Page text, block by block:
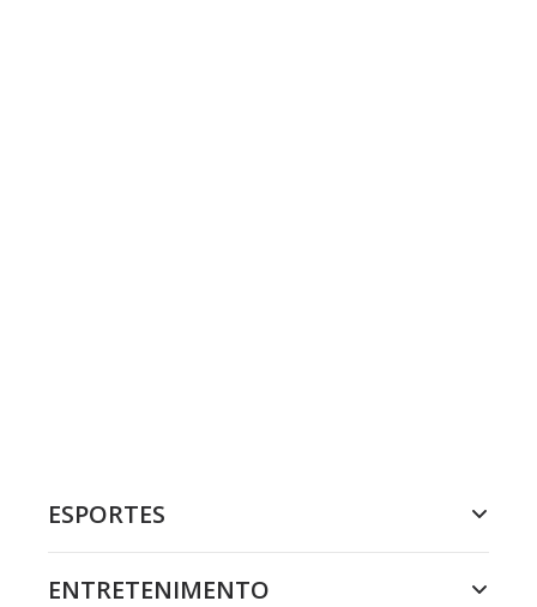
ESPORTES
ENTRETENIMENTO